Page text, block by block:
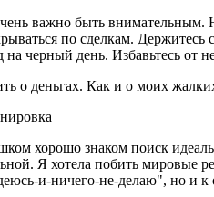
важно быть внимательным.
по сделкам. Держитесь
на черный день. Избавьтесь от
о деньгах. Как и о моих
хорошо знаком поиск
Я хотела побить мировые
и-ничего-не-делаю", но и к